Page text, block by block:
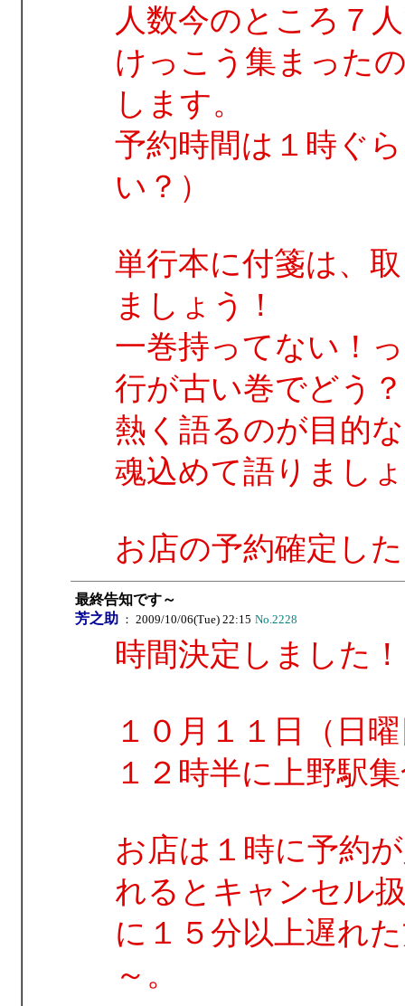
人数今のところ７
けっこう集まった
します。
予約時間は１時ぐ
い？）
単行本に付箋は、
ましょう！
一巻持ってない！
行が古い巻でどう？
熱く語るのが目的
魂込めて語りまし
お店の予約確定し
最終告知です～
芳之助 ： 2009/10/06(Tue) 22:15 No.2228
時間決定しました！
１０月１１日（日
１２時半に上野駅
お店は１時に予約
れるとキャンセル
に１５分以上遅れ
～。